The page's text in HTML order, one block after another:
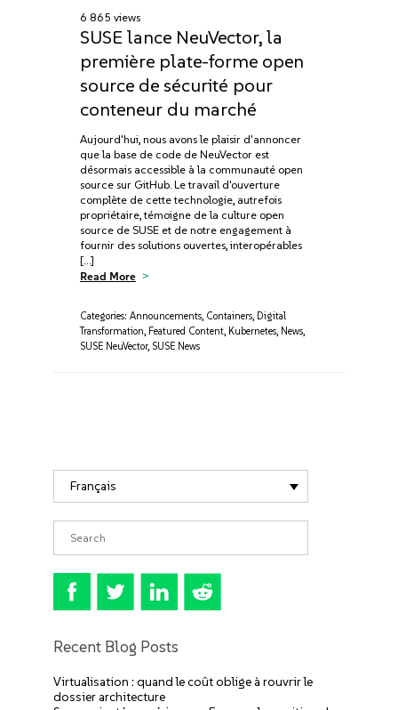
6 865 views
SUSE lance NeuVector, la
première plate-forme open
source de sécurité pour
conteneur du marché
Aujourd'hui, nous avons le plaisir d'annoncer
que la base de code de NeuVector est
désormais accessible à la communauté open
source sur GitHub. Le travail d'ouverture
complète de cette technologie, autrefois
propriétaire, témoigne de la culture open
source de SUSE et de notre engagement à
fournir des solutions ouvertes, interopérables
[…]
Read More
Categories: Announcements, Containers, Digital
Transformation, Featured Content, Kubernetes, News,
SUSE NeuVector, SUSE News
Français
Recent Blog Posts
Virtualisation : quand le coût oblige à rouvrir le
dossier architecture